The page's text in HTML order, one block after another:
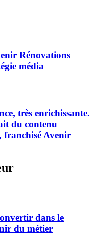
Rénovations
média
très enrichissante.
du contenu
franchisé Avenir
dans le
du métier